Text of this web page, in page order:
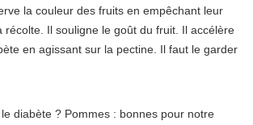
la couleur des fruits en empêchant leur
récolte. Il souligne le goût du fruit. Il accélère
en agissant sur la pectine. Il faut le garder
diabète ? Pommes : bonnes pour notre